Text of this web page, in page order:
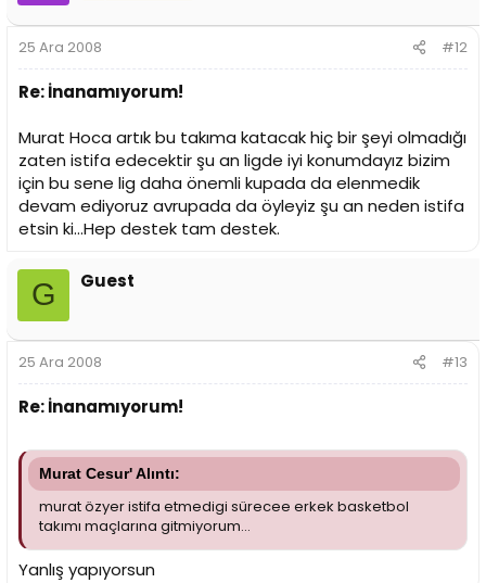
25 Ara 2008 #12
Re: İnanamıyorum!
Murat Hoca artık bu takıma katacak hiç bir şeyi olmadığı
zaten istifa edecektir şu an ligde iyi konumdayız bizim
için bu sene lig daha önemli kupada da elenmedik
devam ediyoruz avrupada da öyleyiz şu an neden istifa
etsin ki...Hep destek tam destek.
G Guest
25 Ara 2008 #13
Re: İnanamıyorum!
Murat Cesur' Alıntı:
murat özyer istifa etmedigi sürecee erkek basketbol
takımı maçlarına gitmiyorum...
Yanlış yapıyorsun